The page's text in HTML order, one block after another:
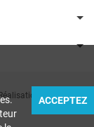
Agence
ACCEPTEZ